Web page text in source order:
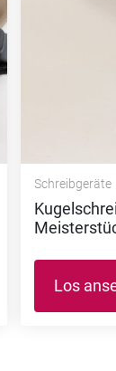
Schreibgeräte
Los